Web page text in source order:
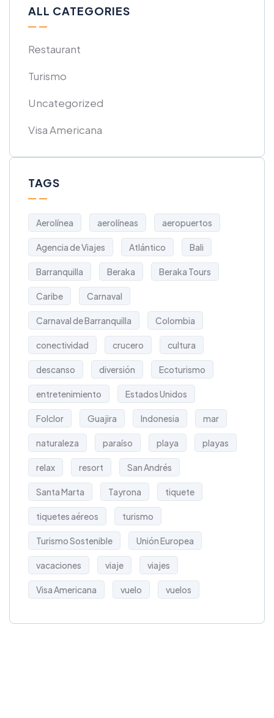
ALL CATEGORIES
Restaurant
Turismo
Uncategorized
Visa Americana
TAGS
Aerolínea aerolíneas aeropuertos
Agencia de Viajes Atlántico Bali
Barranquilla Beraka Beraka Tours
Caribe Carnaval
Carnaval de Barranquilla Colombia
conectividad crucero cultura
descanso diversión Ecoturismo
entretenimiento Estados Unidos
Folclor Guajira Indonesia mar
naturaleza paraíso playa playas
relax resort San Andrés
Santa Marta Tayrona tiquete
tiquetes aéreos turismo
Turismo Sostenible Unión Europea
vacaciones viaje viajes
Visa Americana vuelo vuelos